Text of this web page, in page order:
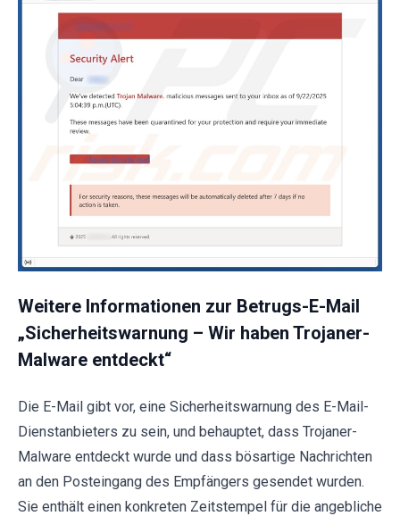
Weitere Informationen zur Betrugs-E-Mail
„Sicherheitswarnung – Wir haben Trojaner-
Malware entdeckt“
Die E-Mail gibt vor, eine Sicherheitswarnung des E-Mail-
Dienstanbieters zu sein, und behauptet, dass Trojaner-
Malware entdeckt wurde und dass bösartige Nachrichten
an den Posteingang des Empfängers gesendet wurden.
Sie enthält einen konkreten Zeitstempel für die angebliche